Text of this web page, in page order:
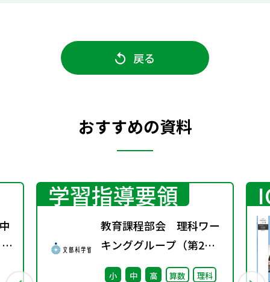
戻る
おすすめの資料
学習指導要領
教育課程部会 理科ワー
キンググループ（第2
回） 配付資料
小 中 高 算数 理科